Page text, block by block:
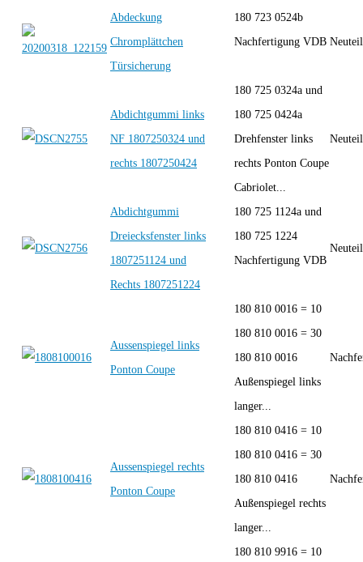
Abdeckung
Chromplättchen
Türsicherung
180 723 0524b
Nachfertigung VDB
Abdichtgummi links
NF 1807250324 und
rechts 1807250424
180 725 0324a und
180 725 0424a
Drehfenster links
rechts Ponton Coupe
Cabriolet...
Abdichtgummi
Dreiecksfenster links
1807251124 und
Rechts 1807251224
180 725 1124a und
180 725 1224
Nachfertigung VDB
Aussenspiegel links
Ponton Coupe
180 810 0016 = 10
180 810 0016 = 30
180 810 0016
Außenspiegel links
langer...
Aussenspiegel rechts
Ponton Coupe
180 810 0416 = 10
180 810 0416 = 30
180 810 0416
Außenspiegel rechts
langer...
180 810 9916 = 10